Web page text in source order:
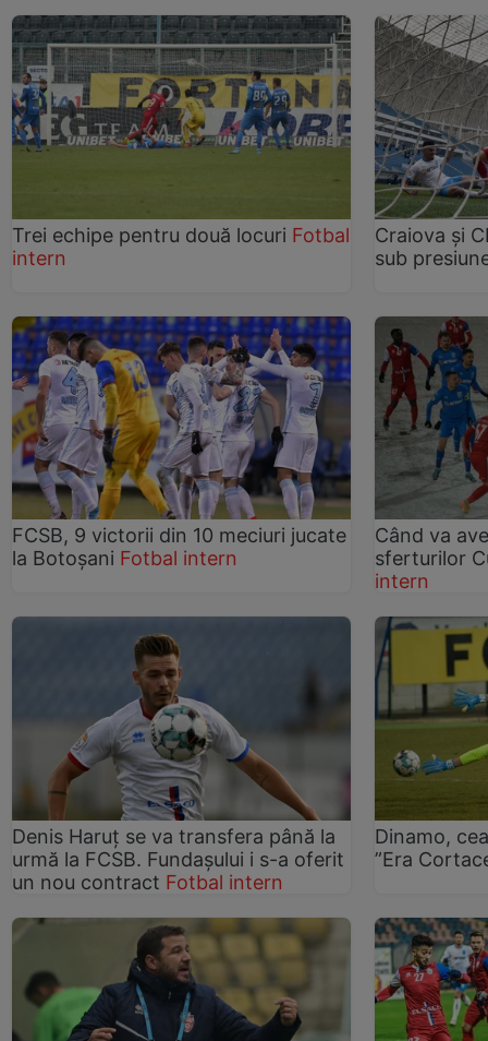
Trei echipe pentru două locuri Fotbal
intern
Craiova și
sub
FCSB, 9 victorii din 10 meciuri jucate
la Botoșani Fotbal intern
Când va
sferturilor
intern
Denis Haruţ se va transfera până la
urmă la FCSB. Fundașului i s-a oferit
un nou contract Fotbal intern
Dinamo,
”Era